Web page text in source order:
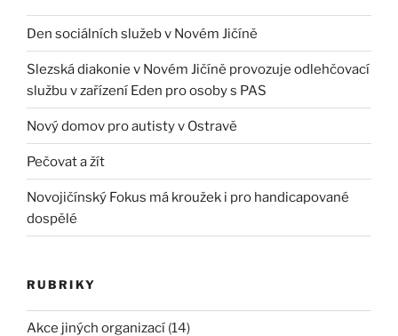
Den sociálních služeb v Novém Jičíně
Slezská diakonie v Novém Jičíně provozuje odlehčovací
službu v zařízení Eden pro osoby s PAS
Nový domov pro autisty v Ostravě
Pečovat a žít
Novojičínský Fokus má kroužek i pro handicapované
dospělé
RUBRIKY
Akce jiných organizací (14)